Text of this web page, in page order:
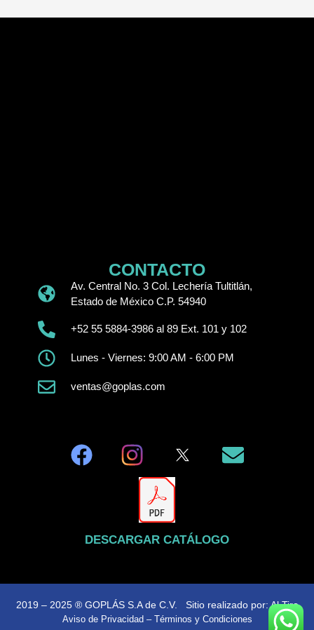
CONTACTO
Av. Central No. 3 Col. Lechería Tultitlán,
Estado de México C.P. 54940
+52 55 5884-3986 al 89 Ext. 101 y 102
Lunes - Viernes: 9:00 AM - 6:00 PM
ventas@goplas.com
DESCARGAR CATÁLOGO
2019 – 2025 ® GOPLÁS S.A de C.V. Sitio realizado por:Al Tiro
Aviso de Privacidad – Términos y Condiciones